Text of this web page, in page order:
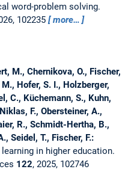
word-problem solving.
102235 more…
M., Chernikova, O., Fischer,
Hofer, S. I., Holzberger,
C., Küchemann, S., Kuhn,
F., Obersteiner, A.,
R., Schmidt-Hertha, B.,
Seidel, T., Fischer, F.:
in higher education.
122, 2025, 102746